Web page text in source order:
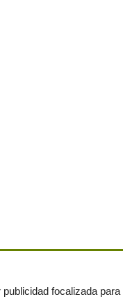
focalizada para